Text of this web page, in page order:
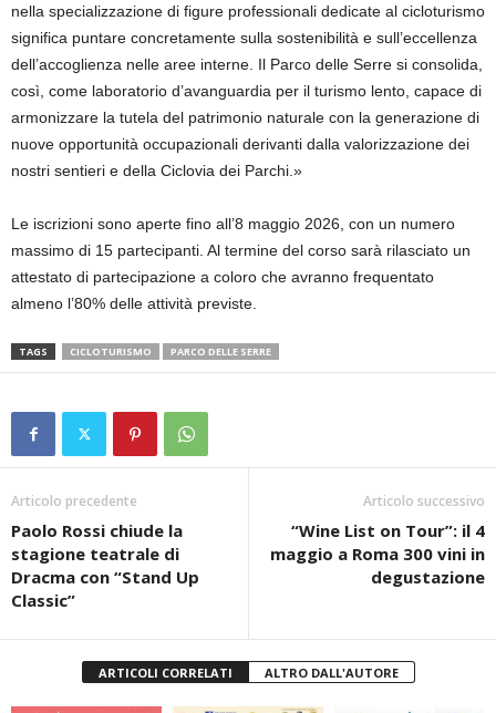
nella specializzazione di figure professionali dedicate al cicloturismo
significa puntare concretamente sulla sostenibilità e sull’eccellenza
dell’accoglienza nelle aree interne. Il Parco delle Serre si consolida,
così, come laboratorio d’avanguardia per il turismo lento, capace di
armonizzare la tutela del patrimonio naturale con la generazione di
nuove opportunità occupazionali derivanti dalla valorizzazione dei
nostri sentieri e della Ciclovia dei Parchi.»
Le iscrizioni sono aperte fino all’8 maggio 2026, con un numero
massimo di 15 partecipanti. Al termine del corso sarà rilasciato un
attestato di partecipazione a coloro che avranno frequentato
almeno l’80% delle attività previste.
TAGS CICLOTURISMO PARCO DELLE SERRE
Articolo precedente
Paolo Rossi chiude la
stagione teatrale di
Dracma con “Stand Up
Classic”
Articolo successivo
“Wine List on Tour”: il 4
maggio a Roma 300 vini in
degustazione
ARTICOLI CORRELATI ALTRO DALL'AUTORE